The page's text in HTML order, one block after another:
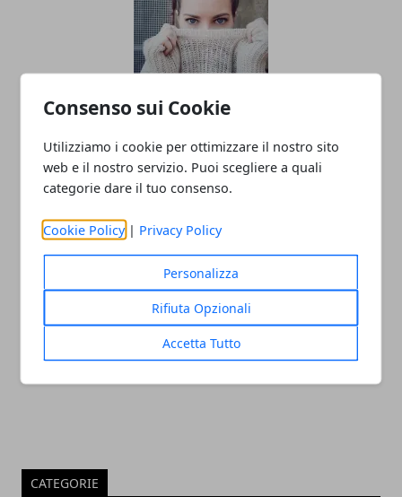
Consenso sui Cookie
Utilizziamo i cookie per ottimizzare il nostro sito
web e il nostro servizio. Puoi scegliere a quali
categorie dare il tuo consenso.
Cookie Policy | Privacy Policy
Personalizza
Rifiuta Opzionali
Accetta Tutto
Linea di moda: gli errori da non fare
SEO per e-commerce: i consigli per
gestirla al meglio
CATEGORIE